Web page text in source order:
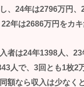
、24年は2796万円、
年は2686万円をカキ
者は24年1398人、23
人で、3回とも1枚2
額なら収入は少なく